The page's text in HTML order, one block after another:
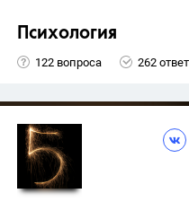
Психология
122 вопроса 262